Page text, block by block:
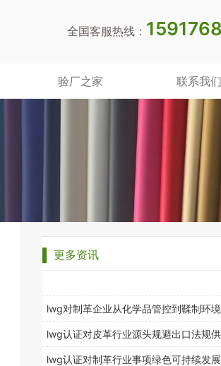
全国客服热线：
验厂之家 联系我们
更多资讯
lwg对制革企业从化学品管控到鞣制环
●
lwg认证对皮革行业源头规避出口法规
风险
●
lwg认证对制革行业事项绿色可持续发
●